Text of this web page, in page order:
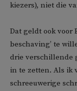
kiezers), niet die
Dat geldt ook voor
beschaving’ te
drie verschillende
in te zetten. Als ik
schreeuwerige